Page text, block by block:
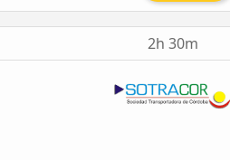
2h 30m